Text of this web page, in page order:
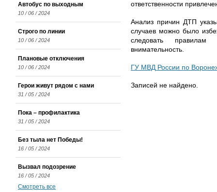
ответственности
Анализ причин ДТП
случаев можно было
следовать
внимательность.
ГУ МВД России по
Записей не найдено.
Автобус по выходным
10 / 06 / 2024
Строго по линии
10 / 06 / 2024
Плановые отключения
10 / 06 / 2024
Герои живут рядом с нами
31 / 05 / 2024
Пока – профилактика
31 / 05 / 2024
Без тыла нет Победы!
16 / 05 / 2024
Вызвал подозрение
16 / 05 / 2024
Смотреть все